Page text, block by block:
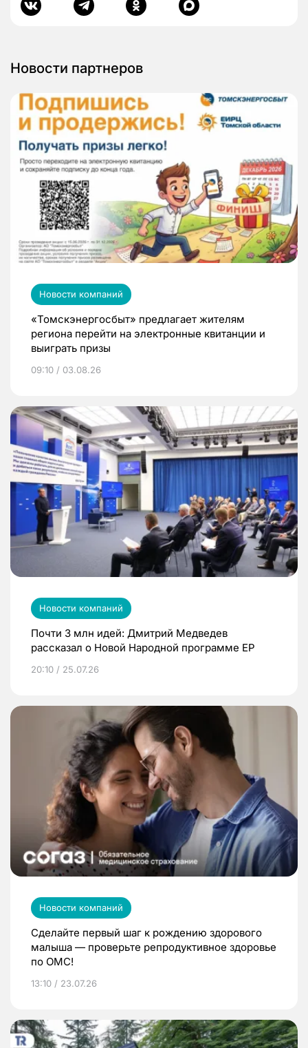
Новости партнеров
Новости компаний
«Томскэнергосбыт» предлагает жителям
региона перейти на электронные квитанции и
выиграть призы
09:10 / 03.08.26
Новости компаний
Почти 3 млн идей: Дмитрий Медведев
рассказал о Новой Народной программе ЕР
20:10 / 25.07.26
Новости компаний
Сделайте первый шаг к рождению здорового
малыша — проверьте репродуктивное здоровье
по ОМС!
13:10 / 23.07.26